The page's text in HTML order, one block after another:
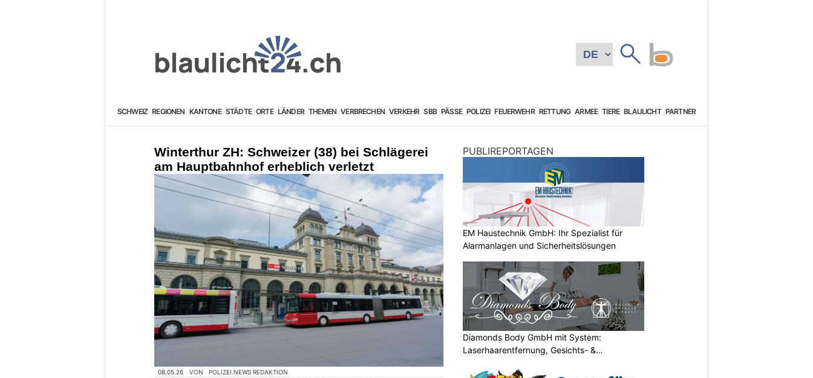
SCHWEIZ REGIONEN KANTONE STÄDTE ORTE LÄNDER THEMEN VERBRECHEN VERKEHR SBB PÄSSE POLIZEI FEUERWEHR RETTUNG ARMEE TIERE BLAULICHT PARTNER
Winterthur ZH: Schweizer (38) bei Schlägerei
am Hauptbahnhof erheblich verletzt
08.05.26 VON POLIZEI.NEWS REDAKTION
PUBLIREPORTAGEN
EM Haustechnik GmbH: Ihr Spezialist für
Alarmanlagen und Sicherheitslösungen
Diamonds Body GmbH mit System:
Laserhaarentfernung, Gesichts- &